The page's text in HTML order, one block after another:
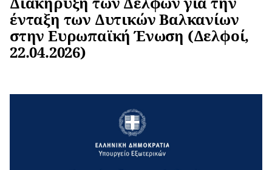
ένταξη των Δυτικών Βαλκανίων
στην Ευρωπαϊκή Ένωση (Δελφοί,
22.04.2026)